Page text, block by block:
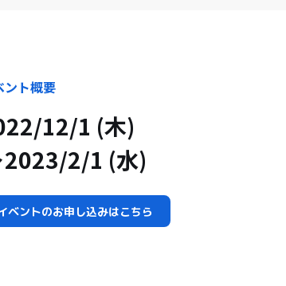
ント概要
12/1 (木)
2023/2/1 (水)
ベントのお申し込みはこちら